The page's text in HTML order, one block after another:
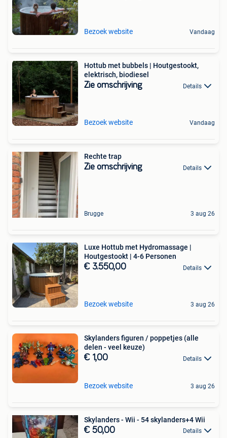
Bezoek website Vandaag
Hottub met bubbels | Houtgestookt,
elektrisch, biodiesel
Zie omschrijving Details
Bezoek website Vandaag
Rechte trap
Zie omschrijving Details
Brugge 3 aug 26
Luxe Hottub met Hydromassage |
Houtgestookt | 4-6 Personen
€ 3.550,00 Details
Bezoek website 3 aug 26
Skylanders figuren / poppetjes (alle
delen - veel keuze)
€ 1,00 Details
Bezoek website 3 aug 26
Skylanders - Wii - 54 skylanders+4 Wii
€ 50,00 Details